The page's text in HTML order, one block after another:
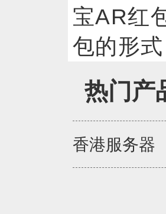
宝AR红
包的形
热门产
香港服务器